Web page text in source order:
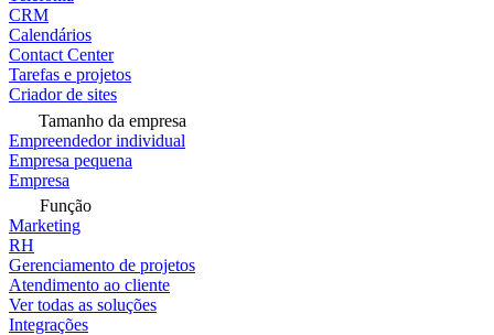
CRM
Calendários
Contact Center
Tarefas e projetos
Criador de sites
Tamanho da empresa
Empreendedor individual
Empresa pequena
Empresa
Função
Marketing
RH
Gerenciamento de projetos
Atendimento ao cliente
Ver todas as soluções
Integrações